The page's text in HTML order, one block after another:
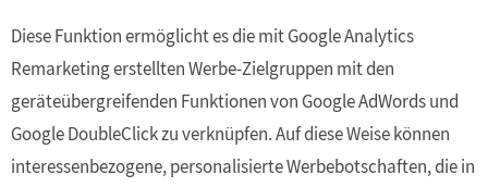
Diese Funktion ermöglicht es die mit Google Analytics
Remarketing erstellten Werbe-Zielgruppen mit den
geräteübergreifenden Funktionen von Google AdWords und
Google DoubleClick zu verknüpfen. Auf diese Weise können
interessenbezogene, personalisierte Werbebotschaften, die in